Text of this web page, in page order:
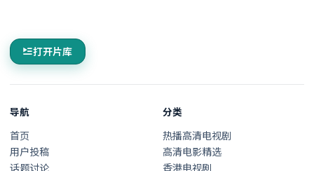
打开片库
导航
首页
用户投稿
话题讨论
分类
热播高清电视剧
高清电影精选
香港电视剧